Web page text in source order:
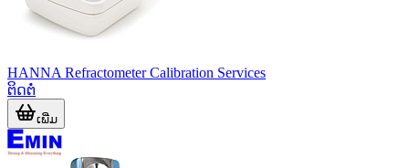
HANNA Refractometer Calibration Services
ຕິດຕໍ່
ເພີ່ມ